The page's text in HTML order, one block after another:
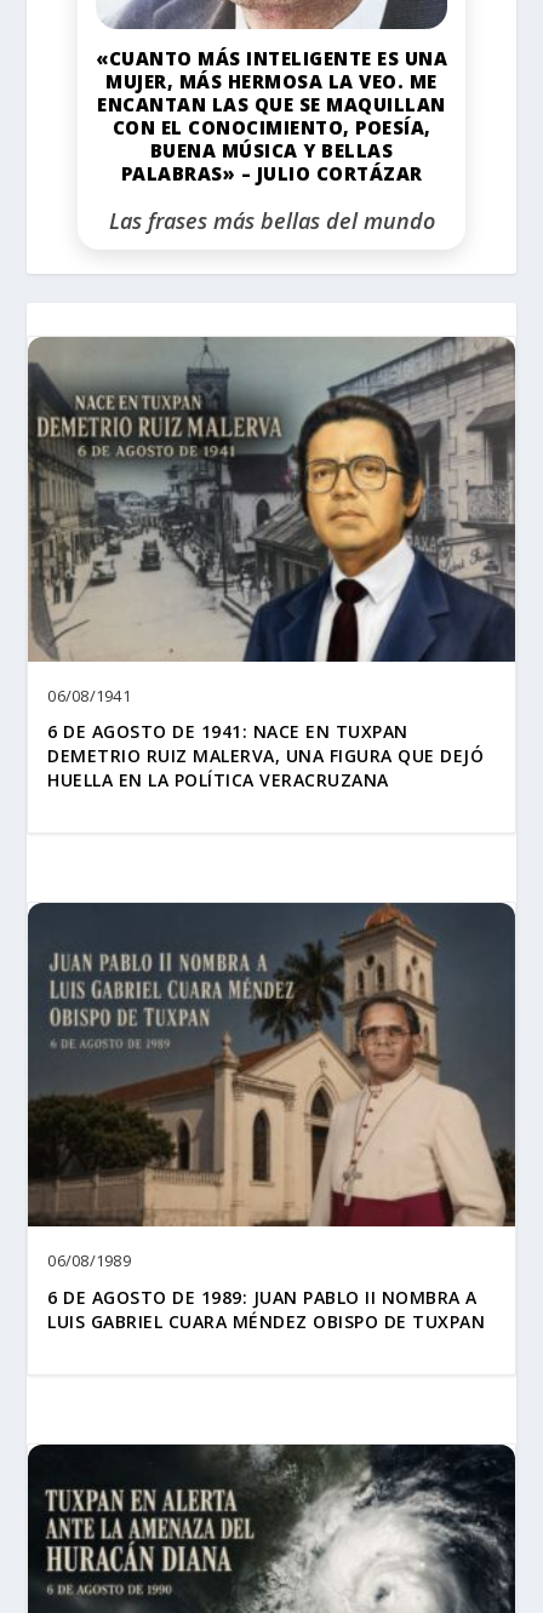
«CUANTO MÁS INTELIGENTE ES UNA
MUJER, MÁS HERMOSA LA VEO. ME
ENCANTAN LAS QUE SE MAQUILLAN
CON EL CONOCIMIENTO, POESÍA,
BUENA MÚSICA Y BELLAS
PALABRAS» – JULIO CORTÁZAR
Las frases más bellas del mundo
06/08/1941
6 DE AGOSTO DE 1941: NACE EN TUXPAN
DEMETRIO RUIZ MALERVA, UNA FIGURA QUE DEJÓ
HUELLA EN LA POLÍTICA VERACRUZANA
06/08/1989
6 DE AGOSTO DE 1989: JUAN PABLO II NOMBRA A
LUIS GABRIEL CUARA MÉNDEZ OBISPO DE TUXPAN